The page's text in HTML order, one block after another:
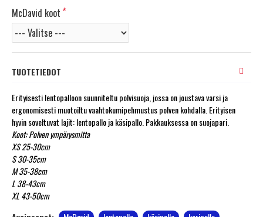
McDavid koot
TUOTETIEDOT
Erityisesti lentopalloon suunniteltu polvisuoja, jossa on joustava varsi ja
ergonomisesti muotoiltu vaahtokumipehmustus polven kohdalla. Erityisen
hyvin soveltuvat lajit: lentopallo ja käsipallo. Pakkauksessa on suojapari.
Koot: Polven ympärysmitta
XS 25-30cm
S 30-35cm
M 35-38cm
L 38-43cm
XL 43-50cm